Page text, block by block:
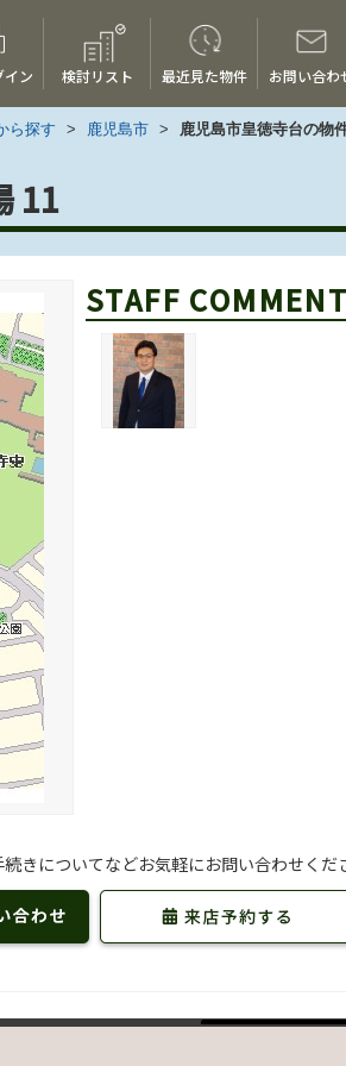
イン 検討リスト 最近見た物件 お問い合わ
ら探す > 鹿児島市 > 鹿児島市皇徳寺台の物
11
STAFF
きについてなどお気軽にお問い合わせくだ